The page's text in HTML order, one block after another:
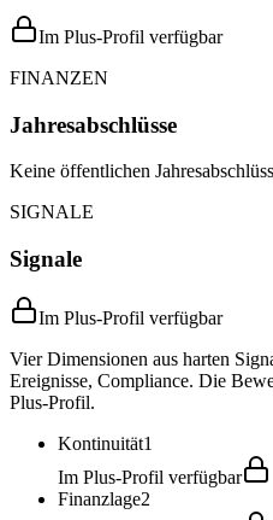
Im Plus-Profil verfügbar
FINANZEN
Jahresabschlüsse
Keine öffentlichen
SIGNALE
Signale
Im Plus-Profil verfügbar
Vier Dimensionen aus harten
Ereignisse, Compliance. Die
Plus-Profil.
Kontinuität1
Im Plus-Profil verfügbar
Finanzlage2